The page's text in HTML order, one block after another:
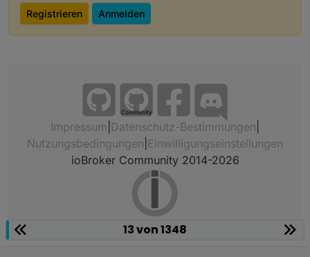
meteoalarm-v1-0-x
https://forum.iobroker.net/topic/32232/material-
design-widgets-wetter-view
Garten noch in Bearbeitung
Registrieren Anmelden
Community
Impressum Datenschutz-Bestimmungen
Nutzungsbedingungen Einwilligungseinstellungen
ioBroker Community 2014-2026
13 von 1348